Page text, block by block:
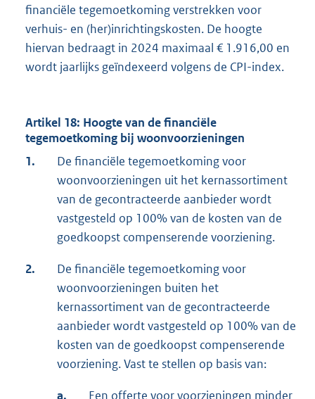
financiële tegemoetkoming verstrekken voor
verhuis- en (her)inrichtingskosten. De hoogte
hiervan bedraagt in 2024 maximaal € 1.916,00 en
wordt jaarlijks geïndexeerd volgens de CPI-index.
Artikel 18: Hoogte van de financiële
tegemoetkoming bij woonvoorzieningen
1.
De financiële tegemoetkoming voor
woonvoorzieningen uit het kernassortiment
van de gecontracteerde aanbieder wordt
vastgesteld op 100% van de kosten van de
goedkoopst compenserende voorziening.
2.
De financiële tegemoetkoming voor
woonvoorzieningen buiten het
kernassortiment van de gecontracteerde
aanbieder wordt vastgesteld op 100% van de
kosten van de goedkoopst compenserende
voorziening. Vast te stellen op basis van:
a. Een offerte voor voorzieningen minder